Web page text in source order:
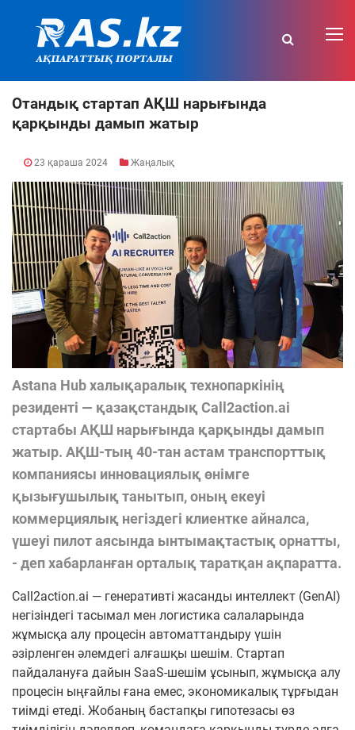
Отандық стартап АҚШ нарығында
қарқынды дамып жатыр
23 қараша 2024 Жаңалық
Astana Hub халықаралық технопаркінің
резиденті — қазақстандық Call2action.ai
стартабы АҚШ нарығында қарқынды дамып
жатыр. АҚШ-тың 40-тан астам транспорттық
компаниясы инновациялық өнімге
қызығушылық танытып, оның екеуі
коммерциялық негіздегі клиентке айналса,
үшеуі пилот аясында ынтымақтастық орнатты,
- деп хабарланған орталық таратқан ақпаратта.
Call2action.ai — генеративті жасанды интеллект (GenAI)
негізіндегі тасымал мен логистика салаларында
жұмысқа алу процесін автоматтандыру үшін
әзірленген әлемдегі алғашқы шешім. Стартап
пайдалануға дайын SaaS-шешім ұсынып, жұмысқа алу
процесін ыңғайлы ғана емес, экономикалық тұрғыдан
тиімді етеді. Жобаның бастапқы гипотезасы өз